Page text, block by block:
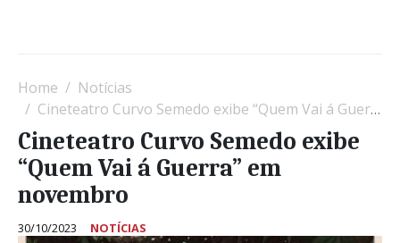
Home
Notícias
Cineteatro Curvo Semedo exibe “Quem Vai á Guerra” em novembro
Cineteatro Curvo Semedo exibe
“Quem Vai á Guerra” em
novembro
30/10/2023 NOTÍCIAS